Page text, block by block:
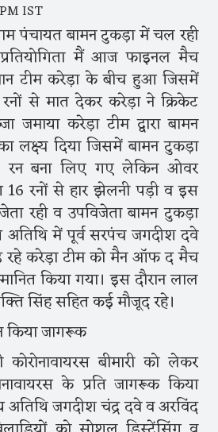
IST
पंचायत बामन टुकड़ा में चल रही
मैं आज फाइनल मैच
टीम करेड़ा के बीच हुआ जिसमें
से मात देकर करेड़ा ने क्रिकेट
जमाया करेड़ा टीम द्वारा बामन
लक्ष्य दिया जिसमें बामन टुकड़ा
रन बना लिए गए लेकिन ओवर
16 रनों से हार झेलनी पड़ी व इस
रही व उपविजेता बामन टुकड़ा
अतिथि में पूर्व सरपंच जगदीश दवे
रहे करेड़ा टीम को मैन ऑफ द मैच
किया गया। इस दौरान लाल
सिंह सहित कई मौजूद रहे।
किया जागरूक
बीमारी को लेकर
के प्रति जागरूक किया
अतिथि जगदीश चंद्र दवे व अरविंद